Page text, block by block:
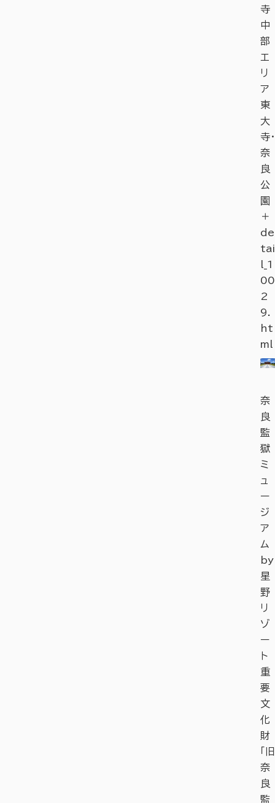
寺
中
部
エ
リ
ア
東
大
寺・
奈
良
公
園
＋
de
tai
l_1
00
2
9.
ht
ml
奈
良
監
獄
ミ
ュ
ー
ジ
ア
ム
by
星
野
リ
ゾ
ー
ト
重
要
文
化
財
「旧
奈
良
監